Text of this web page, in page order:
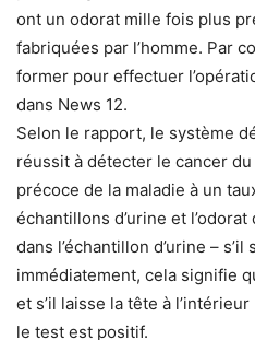
ont un odorat mille fois plus
fabriquées par l’homme. Par
former pour effectuer
dans News 12.
Selon le rapport, le système
réussit à détecter le cancer
précoce de la maladie à un
échantillons d’urine et
dans l’échantillon d’urine –
immédiatement, cela signifie
et s’il laisse la tête à
le test est positif.